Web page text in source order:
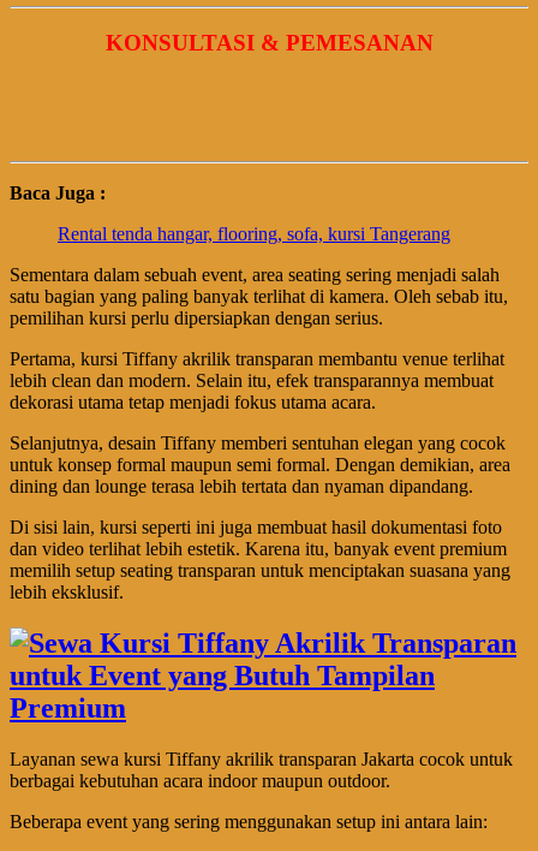
KONSULTASI & PEMESANAN
Baca Juga :
Rental tenda hangar, flooring, sofa, kursi Tangerang
Sementara dalam sebuah event, area seating sering menjadi salah
satu bagian yang paling banyak terlihat di kamera. Oleh sebab itu,
pemilihan kursi perlu dipersiapkan dengan serius.
Pertama, kursi Tiffany akrilik transparan membantu venue terlihat
lebih clean dan modern. Selain itu, efek transparannya membuat
dekorasi utama tetap menjadi fokus utama acara.
Selanjutnya, desain Tiffany memberi sentuhan elegan yang cocok
untuk konsep formal maupun semi formal. Dengan demikian, area
dining dan lounge terasa lebih tertata dan nyaman dipandang.
Di sisi lain, kursi seperti ini juga membuat hasil dokumentasi foto
dan video terlihat lebih estetik. Karena itu, banyak event premium
memilih setup seating transparan untuk menciptakan suasana yang
lebih eksklusif.
Layanan sewa kursi Tiffany akrilik transparan Jakarta cocok untuk
berbagai kebutuhan acara indoor maupun outdoor.
Beberapa event yang sering menggunakan setup ini antara lain: